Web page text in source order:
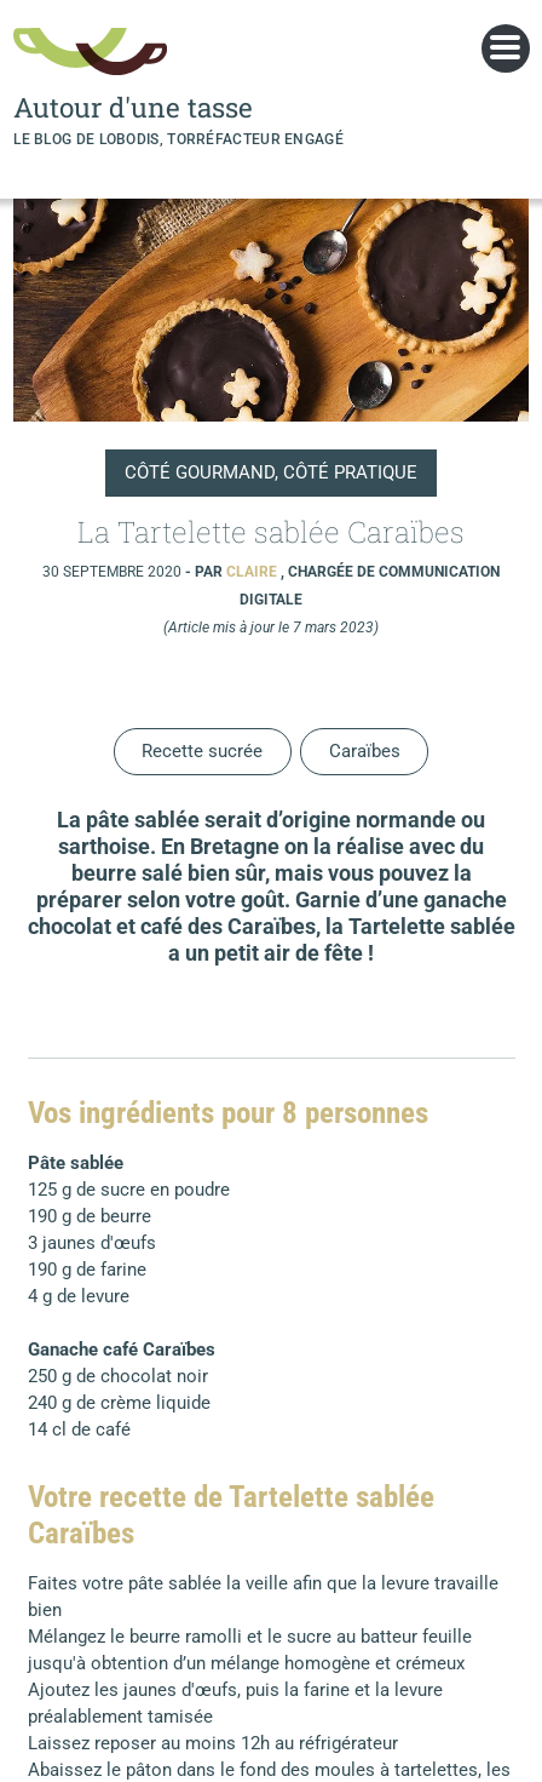
Autour d'une tasse
LE BLOG DE LOBODIS, TORRÉFACTEUR ENGAGÉ
CÔTÉ GOURMAND, CÔTÉ PRATIQUE
La Tartelette sablée Caraïbes
30 SEPTEMBRE 2020 - PAR CLAIRE , CHARGÉE DE COMMUNICATION
DIGITALE
(Article mis à jour le 7 mars 2023)
Recette sucrée Caraïbes
La pâte sablée serait d’origine normande ou
sarthoise. En Bretagne on la réalise avec du
beurre salé bien sûr, mais vous pouvez la
préparer selon votre goût. Garnie d’une ganache
chocolat et café des Caraïbes, la Tartelette sablée
a un petit air de fête !
Vos ingrédients pour 8 personnes
Pâte sablée
125 g de sucre en poudre
190 g de beurre
3 jaunes d'œufs
190 g de farine
4 g de levure
Ganache café Caraïbes
250 g de chocolat noir
240 g de crème liquide
14 cl de café
Votre recette de Tartelette sablée
Caraïbes
Faites votre pâte sablée la veille afin que la levure travaille
bien
Mélangez le beurre ramolli et le sucre au batteur feuille
jusqu'à obtention d’un mélange homogène et crémeux
Ajoutez les jaunes d'œufs, puis la farine et la levure
préalablement tamisée
Laissez reposer au moins 12h au réfrigérateur
Abaissez le pâton dans le fond des moules à tartelettes, les